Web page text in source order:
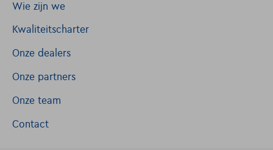
Wie zijn we
Kwaliteitscharter
Onze dealers
Onze partners
Onze team
Contact